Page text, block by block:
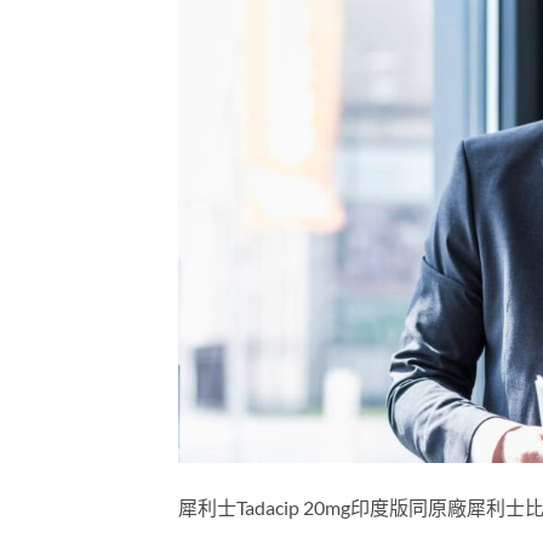
犀利士Tadacip 20mg印度版同原廠犀利士